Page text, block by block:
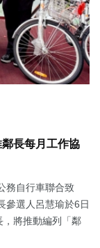
長每月工作協
務自行車聯合致
參選人呂慧瑜於6日
，將推動編列「鄰